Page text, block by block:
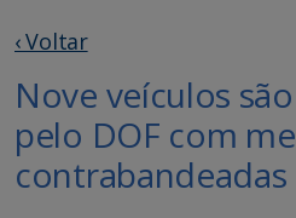
‹ Voltar
Nove veículos
pelo DOF com
contrabandeadas